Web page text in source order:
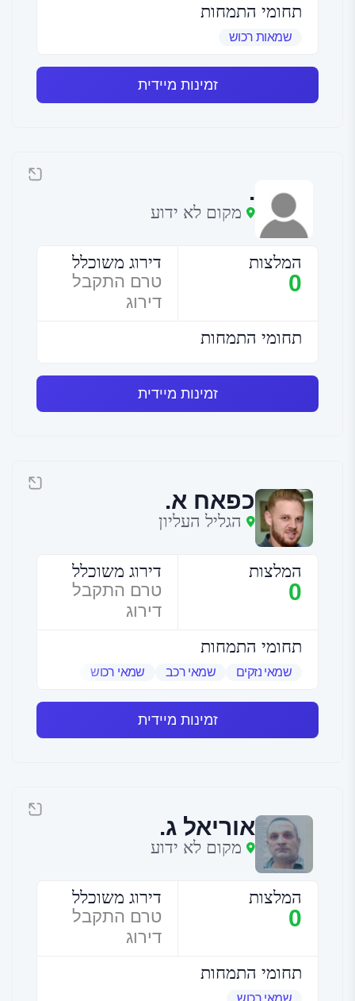
תחומי התמחות
שמאות רכוש
זמינות מיידית
.
מקום לא ידוע
המלצות
0
דירוג משוכלל
טרם התקבל
דירוג
תחומי התמחות
זמינות מיידית
כפאח א.
הגליל העליון
המלצות
0
דירוג משוכלל
טרם התקבל
דירוג
תחומי התמחות
שמאי נזקים שמאי רכב שמאי רכוש
זמינות מיידית
אוריאל ג.
מקום לא ידוע
המלצות
0
דירוג משוכלל
טרם התקבל
דירוג
תחומי התמחות
שמאי רכוש